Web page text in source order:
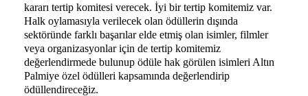
kararı tertip komitesi verecek. İyi bir tertip komitemiz var.
Halk oylamasıyla verilecek olan ödüllerin dışında
sektöründe farklı başarılar elde etmiş olan isimler, filmler
veya organizasyonlar için de tertip komitemiz
değerlendirmede bulunup ödüle hak görülen isimleri Altın
Palmiye özel ödülleri kapsamında değerlendirip
ödüllendireceğiz.